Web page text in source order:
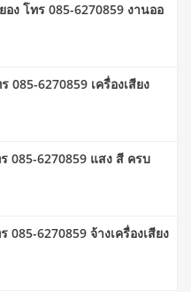
อง โทร 085-6270859 งานออ
085-6270859 เครื่องเสียง
085-6270859 แสง สี ครบ
085-6270859 จ้างเครื่องเสียง